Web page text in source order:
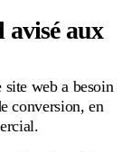
avisé aux
site web a besoin
conversion, en